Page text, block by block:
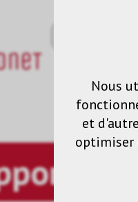
Nous
et
optimiser